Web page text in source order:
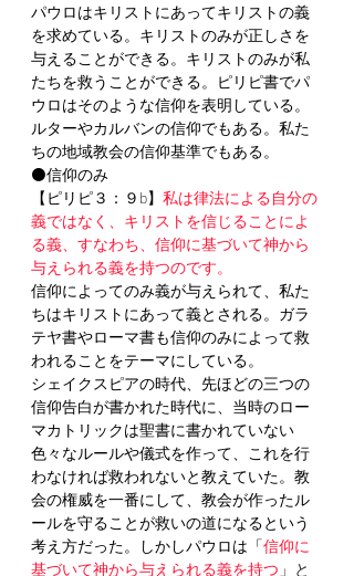
パウロはキリストにあってキリストの義
を求めている。キリストのみが正しさを
与えることができる。キリストのみが私
たちを救うことができる。ピリピ書でパ
ウロはそのような信仰を表明している。
ルターやカルバンの信仰でもある。私た
ちの地域教会の信仰基準でもある。
⚫️信仰のみ
【ピリピ３：９b】 私は律法による自分の
義ではなく、キリストを信じることによ
る義、すなわち、信仰に基づいて神から
与えられる義を持つのです。
信仰によってのみ義が与えられて、私た
ちはキリストにあって義とされる。ガラ
テヤ書やローマ書も信仰のみによって救
われることをテーマにしている。
シェイクスピアの時代、先ほどの三つの
信仰告白が書かれた時代に、当時のロー
マカトリックは聖書に書かれていない
色々なルールや儀式を作って、これを行
わなければ救われないと教えていた。教
会の権威を一番にして、教会が作ったル
ールを守ることが救いの道になるという
考え方だった。しかしパウロは「信仰に
基づいて神から与えられる義を持つ 」と